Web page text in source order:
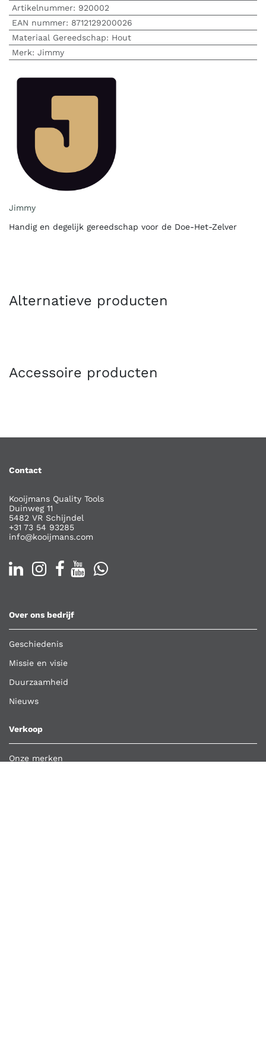
Artikelnummer: 920002
EAN nummer: 8712129200026
Materiaal Gereedschap: Hout
Merk: Jimmy
Jimmy
Handig en degelijk gereedschap voor de Doe-Het-Zelver
Alternatieve producten
Accessoire producten
Contact
Kooijmans Quality Tools
Duinweg 11
5482 VR Schijndel
+31 73 54 93285
info@kooijmans.com
Over ons bedrijf
Geschiedenis
Missie en visie
Duurzaamheid
Nieuws
Verkoop
Onze merken